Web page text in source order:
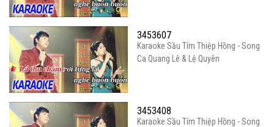
3453607
Karaoke Sầu Tím Thiệp Hồng - Song
Ca Quang Lê & Lệ Quyên
3453408
Karaoke Sầu Tím Thiệp Hồng - Song